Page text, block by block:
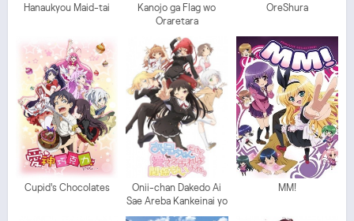
Hanaukyou Maid-tai
Kanojo ga Flag wo
Oraretara
OreShura
Cupid's Chocolates
Onii-chan Dakedo Ai
Sae Areba Kankeinai yo
ne!
MM!